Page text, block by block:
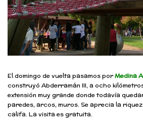
El domingo de vuelta pasamos porMedina
construyó Abderramán III, a ocho
extensión muy grande donde todavía
paredes, arcos, muros. Se aprecia la
califa. La visita es gratuita.